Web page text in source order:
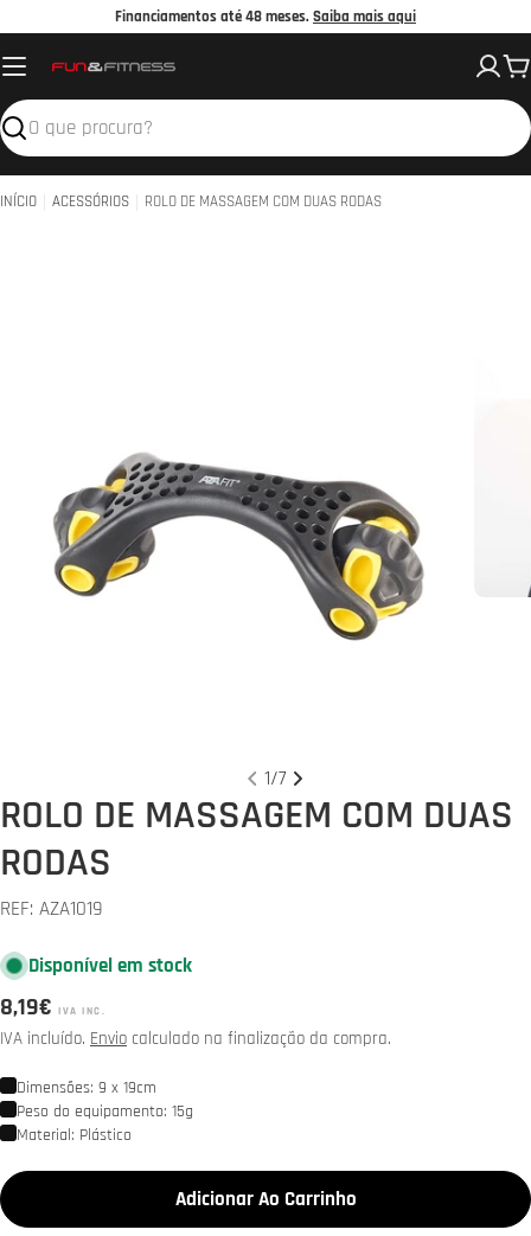
o
conteúdo
Financiamentos até 48 meses.Saiba mais aqui
Pesquisar
INÍCIO ACESSÓRIOS ROLO DE MASSAGEM COM DUAS RODAS
Abrir media 0 em modal
1/7
ROLO DE MASSAGEM COM DUAS
RODAS
REF: AZA1019
Disponível em stock
Preço
normal
8,19€ IVA INC.
IVA incluído. Envio calculado na finalização da compra.
Dimensões: 9 x 19cm
Peso do equipamento: 15g
Material: Plástico
Adicionar Ao Carrinho